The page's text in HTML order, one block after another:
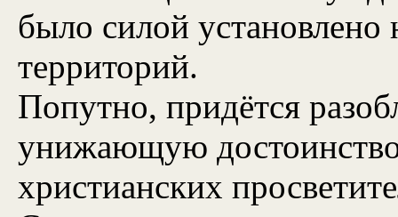
было силой установлено
территорий.
Попутно, придётся
унижающую достоинство
христианских